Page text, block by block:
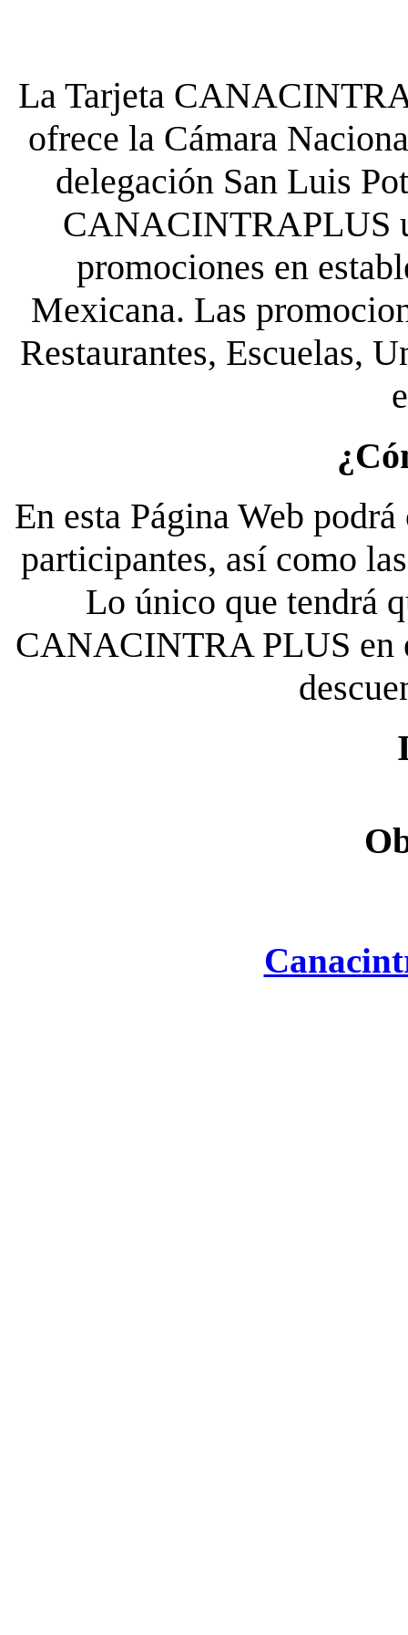
La Tarjeta
ofrece la Cámara
delegación San Luis
CANACINTRAPLUS
promociones en
Mexicana. Las
Restaurantes, Escuelas,
En esta Página Web
participantes, así como
Lo único que tendrá
CANACINTRA PLUS en